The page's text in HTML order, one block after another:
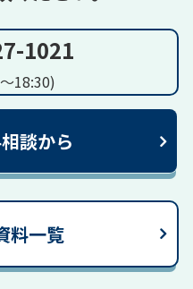
1021
18:30)
談から
料一覧